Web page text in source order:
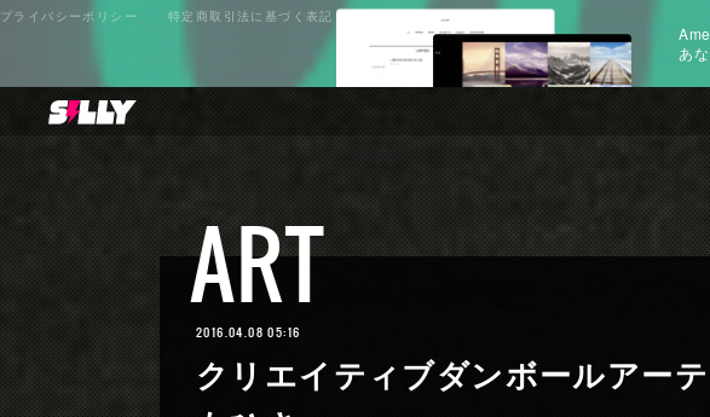
あ
ART
2016.04.08 05:16
クリエイティブダンボールアー
プライバシーポリシー 特定商取引法に基づく表記